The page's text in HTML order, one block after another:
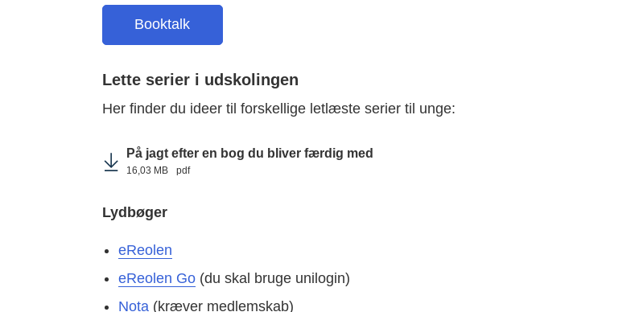
Booktalk
Lette serier i udskolingen
Her finder du ideer til forskellige letlæste serier til unge:
På jagt efter en bog du bliver færdig med
16,03 MB pdf
Lydbøger
eReolen
eReolen Go(du skal bruge unilogin)
Nota (kræver medlemskab)